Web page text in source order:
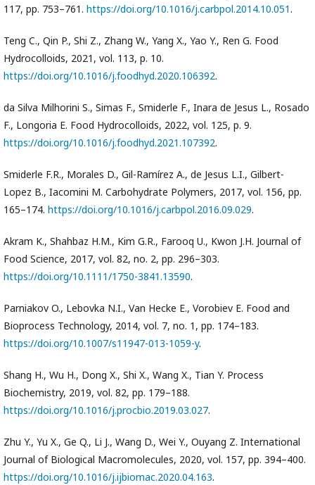
117, pp. 753–761. https://doi.org/10.1016/j.carbpol.2014.10.051.
Teng C., Qin P., Shi Z., Zhang W., Yang X., Yao Y., Ren G. Food
Hydrocolloids, 2021, vol. 113, p. 10.
https://doi.org/10.1016/j.foodhyd.2020.106392.
da Silva Milhorini S., Simas F., Smiderle F., Inara de Jesus L., Rosado
F., Longoria E. Food Hydrocolloids, 2022, vol. 125, p. 9.
https://doi.org/10.1016/j.foodhyd.2021.107392.
Smiderle F.R., Morales D., Gil-Ramírez A., de Jesus L.I., Gilbert-
Lopez B., Iacomini M. Carbohydrate Polymers, 2017, vol. 156, pp.
165–174. https://doi.org/10.1016/j.carbpol.2016.09.029.
Akram K., Shahbaz H.M., Kim G.R., Farooq U., Kwon J.H. Journal of
Food Science, 2017, vol. 82, no. 2, pp. 296–303.
https://doi.org/10.1111/1750-3841.13590.
Parniakov O., Lebovka N.I., Van Hecke E., Vorobiev E. Food and
Bioprocess Technology, 2014, vol. 7, no. 1, pp. 174–183.
https://doi.org/10.1007/s11947-013-1059-y.
Shang H., Wu H., Dong X., Shi X., Wang X., Tian Y. Process
Biochemistry, 2019, vol. 82, pp. 179–188.
https://doi.org/10.1016/j.procbio.2019.03.027.
Zhu Y., Yu X., Ge Q., Li J., Wang D., Wei Y., Ouyang Z. International
Journal of Biological Macromolecules, 2020, vol. 157, pp. 394–400.
https://doi.org/10.1016/j.ijbiomac.2020.04.163.